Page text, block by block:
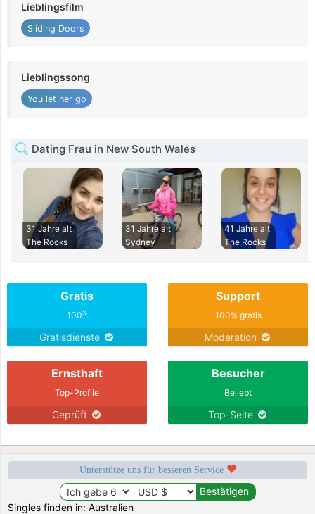
Lieblingsfilm
Sliding Doors
Lieblingssong
You let her go
Dating Frau in New South Wales
31 Jahre alt
The Rocks
31 Jahre alt
Sydney
41 Jahre alt
The Rocks
Gratis
100%
Gratisdienste
Support
100% gratis
Moderation
Ernsthaft
Top-Profile
Geprüft
Besucher
Beliebt
Top-Seite
Unterstütze uns für besseren Service
Singles finden in: Australien